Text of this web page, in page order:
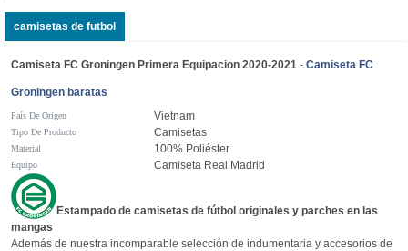
camisetas de futbol
Camiseta FC Groningen Primera Equipacion 2020-2021 - Camiseta FC
Groningen baratas
País De Origen Vietnam
Tipo De Producto Camisetas
Material 100% Poliéster
Equipo Camiseta Real Madrid
Estampado de camisetas de fútbol originales y parches en las
mangas
Además de nuestra incomparable selección de indumentaria y accesorios de